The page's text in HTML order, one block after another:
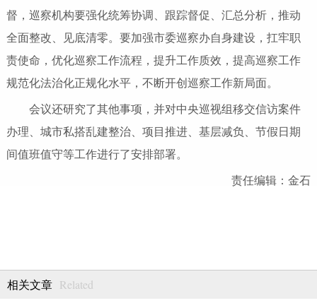
督，巡察机构要强化统筹协调、跟踪督促、汇总分析，推动
全面整改、见底清零。要加强市委巡察办自身建设，扛牢职
责使命，优化巡察工作流程，提升工作质效，提高巡察工作
规范化法治化正规化水平，不断开创巡察工作新局面。
会议还研究了其他事项，并对中央巡视组移交信访案件
办理、城市私搭乱建整治、项目推进、基层减负、节假日期
间值班值守等工作进行了安排部署。
责任编辑：金石
相关文章 Related